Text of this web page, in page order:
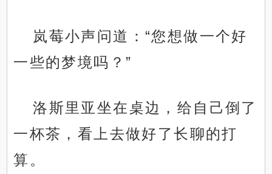
岚莓小声问道：“您想做一个好
一些的梦境吗？”
洛斯里亚坐在桌边，给自己倒了
一杯茶，看上去做好了长聊的打
算。